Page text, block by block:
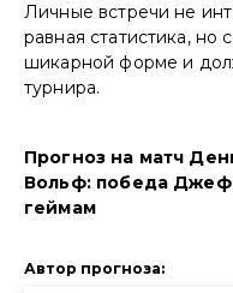
Личные встречи не
равная статистика,
шикарной форме и
турнира.
Прогноз на матч
Вольф: победа
геймам
Автор прогноза: